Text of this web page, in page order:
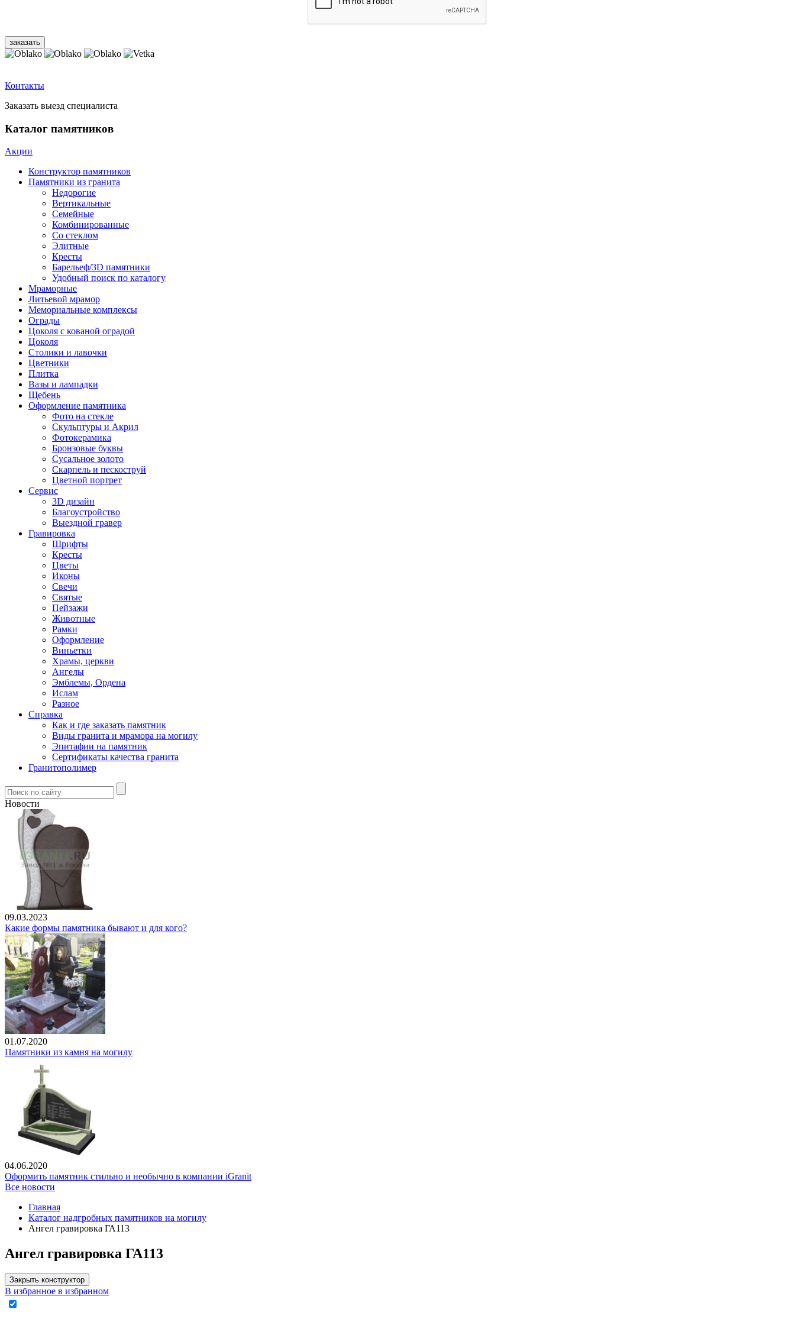
Контакты
Заказать выезд специалиста
Каталог памятников
Акции
Конструктор памятников
Памятники из гранита
Недорогие
Вертикальные
Семейные
Комбинированные
Со стеклом
Элитные
Кресты
Барельеф/3D памятники
Удобный поиск по каталогу
Мраморные
Литьевой мрамор
Мемориальные комплексы
Ограды
Цоколя с кованой оградой
Цоколя
Столики и лавочки
Цветники
Плитка
Вазы и лампадки
Щебень
Оформление памятника
Фото на стекле
Скульптуры и Акрил
Фотокерамика
Бронзовые буквы
Сусальное золото
Скарпель и пескоструй
Цветной портрет
Сервис
3D дизайн
Благоустройство
Выездной гравер
Гравировка
Шрифты
Кресты
Цветы
Иконы
Свечи
Святые
Пейзажи
Животные
Рамки
Оформление
Виньетки
Храмы, церкви
Ангелы
Эмблемы, Ордена
Ислам
Разное
Справка
Как и где заказать памятник
Виды гранита и мрамора на могилу
Эпитафии на памятник
Сертификаты качества гранита
Гранитополимер
Новости
09.03.2023
Какие формы памятника бывают и для кого?
01.07.2020
Памятники из камня на могилу
04.06.2020
Оформить памятник стильно и необычно в компании iGranit
Все новости
Главная
Каталог надгробных памятников на могилу
Ангел гравировка ГА113
Ангел гравировка ГА113
Закрыть конструктор
В избранное в избранном